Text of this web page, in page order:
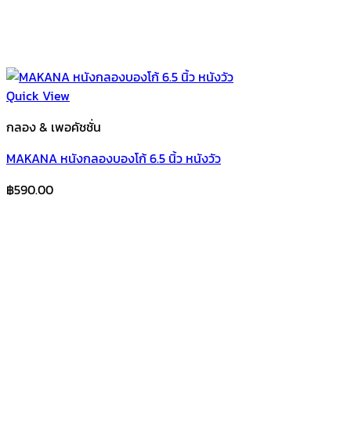
Quick View
กลอง & เพอคัชชั่น
MAKANA หนังกลองบองโก้ 6.5 นิ้ว หนังวัว
฿590.00